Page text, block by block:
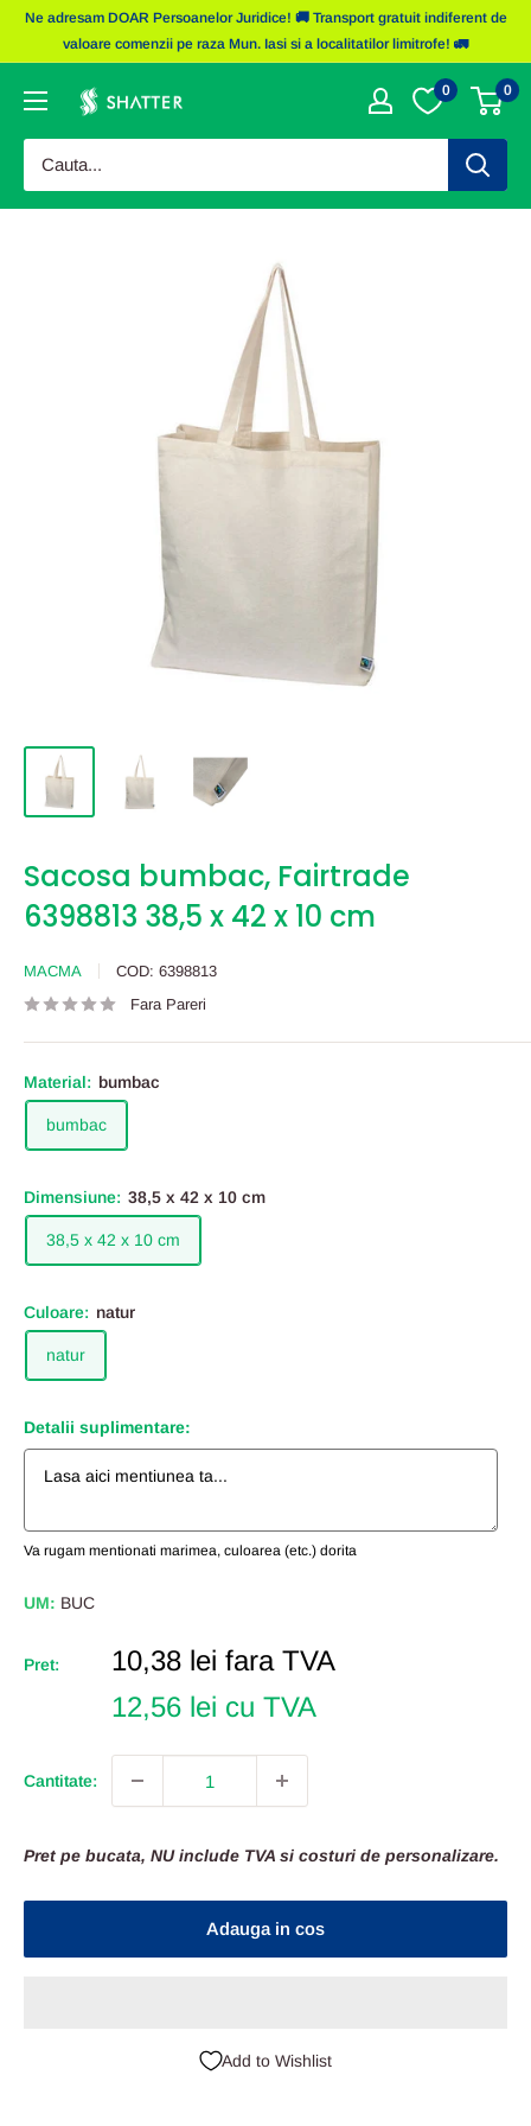
SaritiNe adresam DOAR Persoanelor Juridice! 🚚 Transport gratuit indiferent de
valoare comenzii pe raza Mun. Iasi si a localitatilor limitrofe! 🚛
Obiecte
Shatter
0 0
Sacosa bumbac, Fairtrade
6398813 38,5 x 42 x 10 cm
MACMA COD: 6398813
Fara Pareri
Material: bumbac
bumbac
Dimensiune: 38,5 x 42 x 10 cm
38,5 x 42 x 10 cm
Culoare: natur
natur
Detalii suplimentare:
Va rugam mentionati marimea, culoarea (etc.) dorita
UM: BUC
Pret:
Pret
10,38 lei fara TVA
12,56 lei cu TVA
Cantitate:
Pret pe bucata, NU include TVA si costuri de personalizare.
Adauga in cos
Add to Wishlist